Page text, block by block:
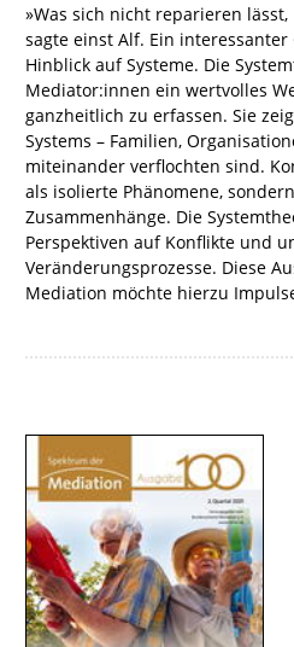
»Was sich nicht reparieren
sagte einst Alf. Ein interessanter
Hinblick auf Systeme. Die
Mediator:innen ein wertvolles
ganzheitlich zu erfassen. Sie
Systems – Familien,
miteinander verflochten sind.
als isolierte Phänomene,
Zusammenhänge. Die
Perspektiven auf Konflikte und
Veränderungsprozesse. Diese
Mediation möchte hierzu